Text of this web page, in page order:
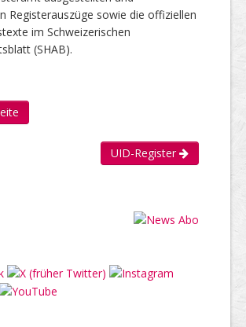
Registerauszüge sowie die offiziellen
im Schweizerischen
(SHAB).
UID-Register